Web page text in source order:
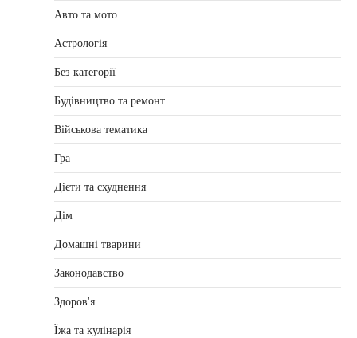
Авто та мото
Астрологія
Без категорії
Будівництво та ремонт
Військова тематика
Гра
Дієти та схуднення
Дім
Домашні тварини
Законодавство
Здоров'я
Їжа та кулінарія